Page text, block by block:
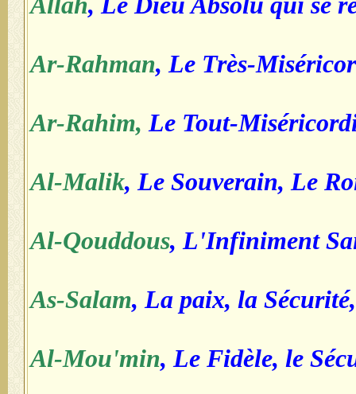
Ar-Rahman, Le Très-
Ar-Rahim, Le Tout-
Al-Malik, Le Souverain, Le
Al-Qouddous, L'Infiniment
As-Salam, La paix, la
Al-Mou'min, Le Fidèle, le